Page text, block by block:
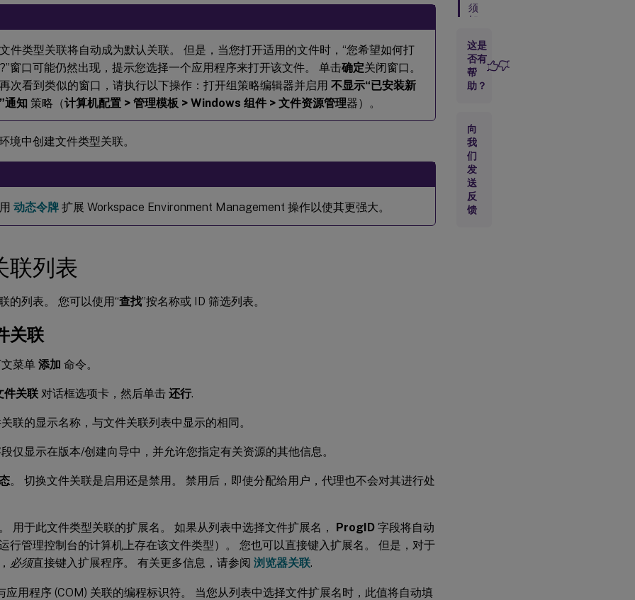
件类型关联将自动成为默认关联。 但是，当您打开适用的文件时，“您希望如何打
窗口可能仍然出现，提示您选择一个应用程序来打开该文件。 单击确定关闭窗口。
次看到类似的窗口，请执行以下操作：打开组策略编辑器并启用 不显示“已安装新
通知 策略（计算机配置 > 管理模板 > Windows 组件 > 文件资源管理器）。
境中创建文件类型关联。
动态令牌 扩展 Workspace Environment Management 操作以使其更强大。
联列表
的列表。 您可以使用“查找”按名称或 ID 筛选列表。
关联
菜单 添加 命令。
件关联 对话框选项卡，然后单击 还行.
联的显示名称，与文件关联列表中显示的相同。
仅显示在版本/创建向导中，并允许您指定有关资源的其他信息。
。 切换文件关联是启用还是禁用。 禁用后，即使分配给用户，代理也不会对其进行处
用于此文件类型关联的扩展名。 如果从列表中选择文件扩展名， ProgID 字段将自动
行管理控制台的计算机上存在该文件类型）。 您也可以直接键入扩展名。 但是，对于
必须直接键入扩展程序。 有关更多信息，请参阅 浏览器关联.
应用程序 (COM) 关联的编程标识符。 当您从列表中选择文件扩展名时，此值将自动填
须
知
这是
否有
帮
助？
向
我
们
发
送
反
馈